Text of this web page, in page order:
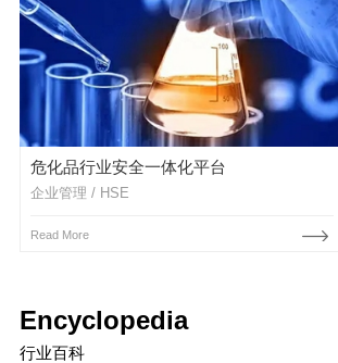
危化品行业安全一体化平台
企业管理 / HSE
Read More
Encyclopedia
行业百科